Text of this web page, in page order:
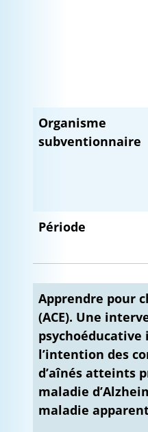
Organisme
subventionnaire
Période
Apprendre pour
(ACE). Une
l’intention des
d’aînés atteints
maladie
maladie